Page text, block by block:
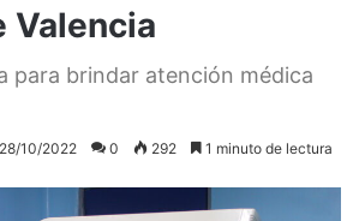
Valencia
para brindar atención médica
28/10/2022 0 292 1 minuto de lectura